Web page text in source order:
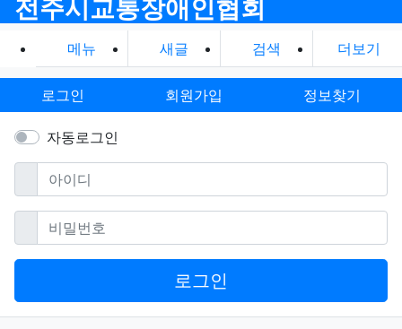
전주시교통장애인협회
메뉴 새글 검색 더보기
로그인 회원가입 정보찾기
자동로그인
아이디필수
비밀번호필수
로그인